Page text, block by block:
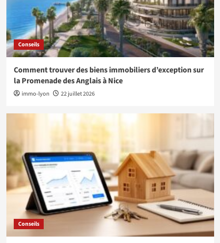
Conseils
Comment trouver des biens immobiliers d’exception sur
la Promenade des Anglais à Nice
immo-lyon 22 juillet 2026
Conseils